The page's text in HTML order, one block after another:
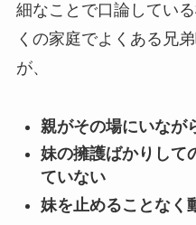
細なことで口論してい
くの家庭でよくある兄
が、
親がその場にいなが
妹の擁護ばかりして
ていない
妹を止めることなく